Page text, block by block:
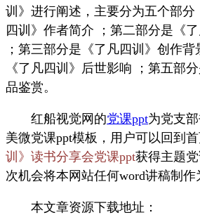
训》进行阐述，主要分为五个部
四训》作者简介 ；第二部分是《
；第三部分是《了凡四训》创作
《了凡四训》后世影响 ；第五部
品鉴赏。
红船视觉网的党课ppt为党支
美微党课ppt模板，用户可以回到
训》读书分享会党课ppt获得主题
次机会将本网站任何word讲稿制作
本文章资源下载地址：